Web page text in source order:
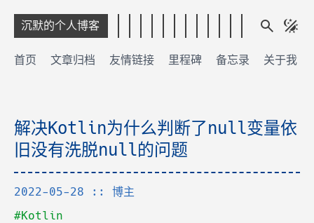
沉默的个人博客
首页 文章归档 友情链接 里程碑 备忘录 关于我
解决Kotlin为什么判断了null变量依
旧没有洗脱null的问题
2022-05-28
:: 博主
#Kotlin